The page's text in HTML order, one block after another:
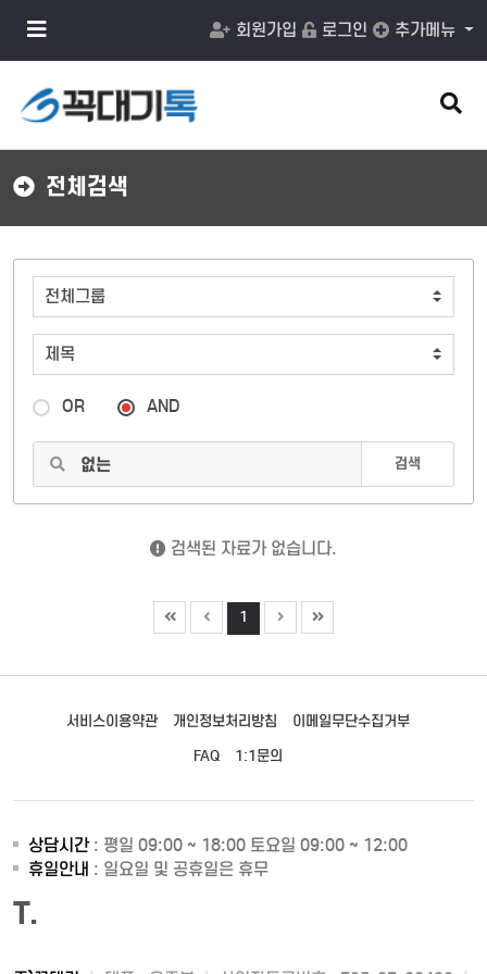
메
튼
회원가입 로그인 추가메뉴
검
색
버
전체검색
OR AND
검색
검색된 자료가 없습니다.
1
서비스이용약관 개인정보처리방침
이메일무단수집거부
FAQ
1:1문의
상담시간: 평일 09:00 ~ 18:00 토요일 09:00 ~ 12:00
휴일안내 : 일요일 및 공휴일은 휴무
T.